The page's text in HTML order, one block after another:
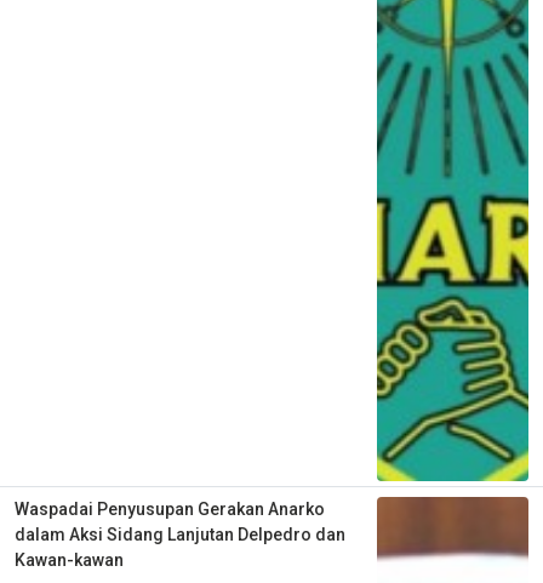
Waspadai Penyusupan Gerakan Anarko
dalam Aksi Sidang Lanjutan Delpedro dan
Kawan-kawan